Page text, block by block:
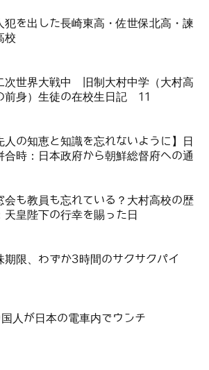
犯を出した長崎東高・佐世保北高・諫
校
次世界大戦中 旧制大村中学（大村高
前身）生徒の在校生日記 11
人の知恵と知識を忘れないように】日
合時：日本政府から朝鮮総督府への通
会も教員も忘れている？大村高校の歴
天皇陛下の行幸を賜った日
期限、わずか3時間のサクサクパイ
人が日本の電車内でウンチ